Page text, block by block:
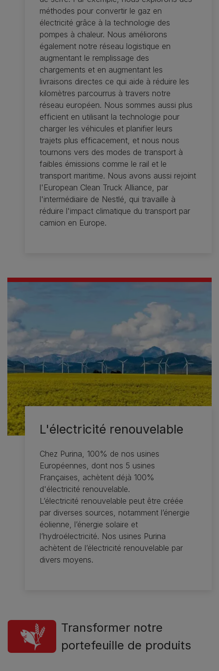
méthodes pour convertir le gaz en
électricité grâce à la technologie des
pompes à chaleur. Nous améliorons
également notre réseau logistique en
augmentant le remplissage des
chargements et en augmentant les
livraisons directes ce qui aide à réduire les
kilomètres parcourrus à travers notre
réseau européen. Nous sommes aussi plus
efficient en utilisant la technologie pour
charger les véhicules et planifier leurs
trajets plus efficacement, et nous nous
tournons vers des modes de transport à
faibles émissions comme le rail et le
transport maritime. Nous avons aussi rejoint
l'European Clean Truck Alliance, par
l'intermédiaire de Nestlé, qui travaille à
réduire l'impact climatique du transport par
camion en Europe.
L'électricité renouvelable
Chez Purina, 100% de nos usines
Européennes, dont nos 5 usines
Françaises, achètent déjà 100%
d'électricité renouvelable.
L’électricité renouvelable peut être créée
par diverses sources, notamment l’énergie
éolienne, l’énergie solaire et
l’hydroélectricité. Nos usines Purina
achètent de l’électricité renouvelable par
divers moyens.
Transformer notre
portefeuille de produits